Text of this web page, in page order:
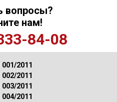
вопросы?
нам!
84-08
2011
2011
2011
2011